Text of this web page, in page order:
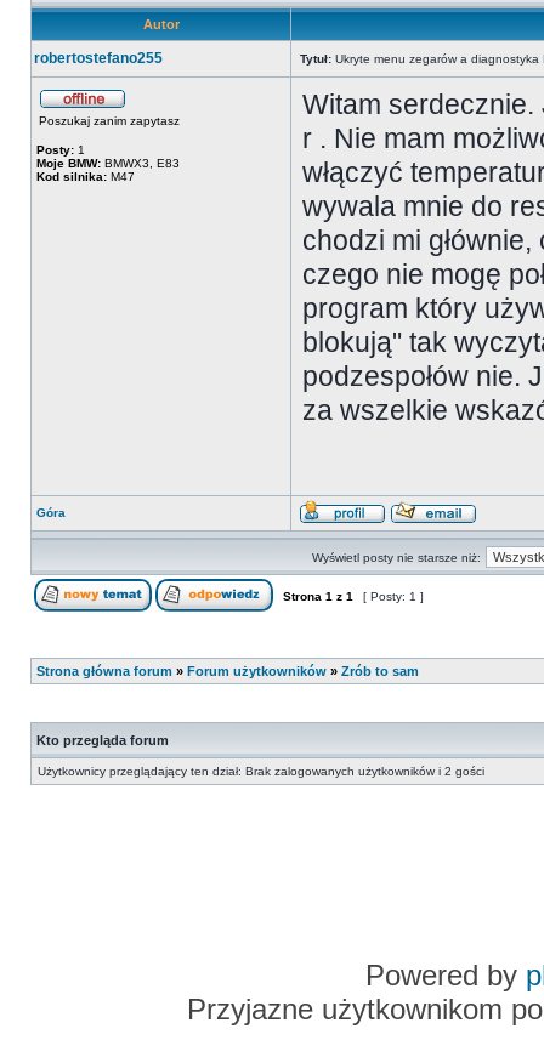
Autor
robertostefano255 Tytuł: Ukryte menu zegarów a diagnostyka
Poszukaj zanim zapytasz
Posty: 1
Moje BMW: BMWX3, E83
Kod silnika: M47
Witam
r . Nie mam
włączyć
wywala mnie do
chodzi mi
czego nie mogę
program który
blokują" tak
podzespołów nie.
za wszelkie
Góra
Wyświetl posty nie starsze niż:
Strona 1 z 1 [ Posty: 1 ]
Strona główna forum » Forum użytkowników » Zrób to sam
Kto przegląda forum
Użytkownicy przeglądający ten dział: Brak zalogowanych użytkowników i 2 gości
Powered by
Przyjazne użytkownikom